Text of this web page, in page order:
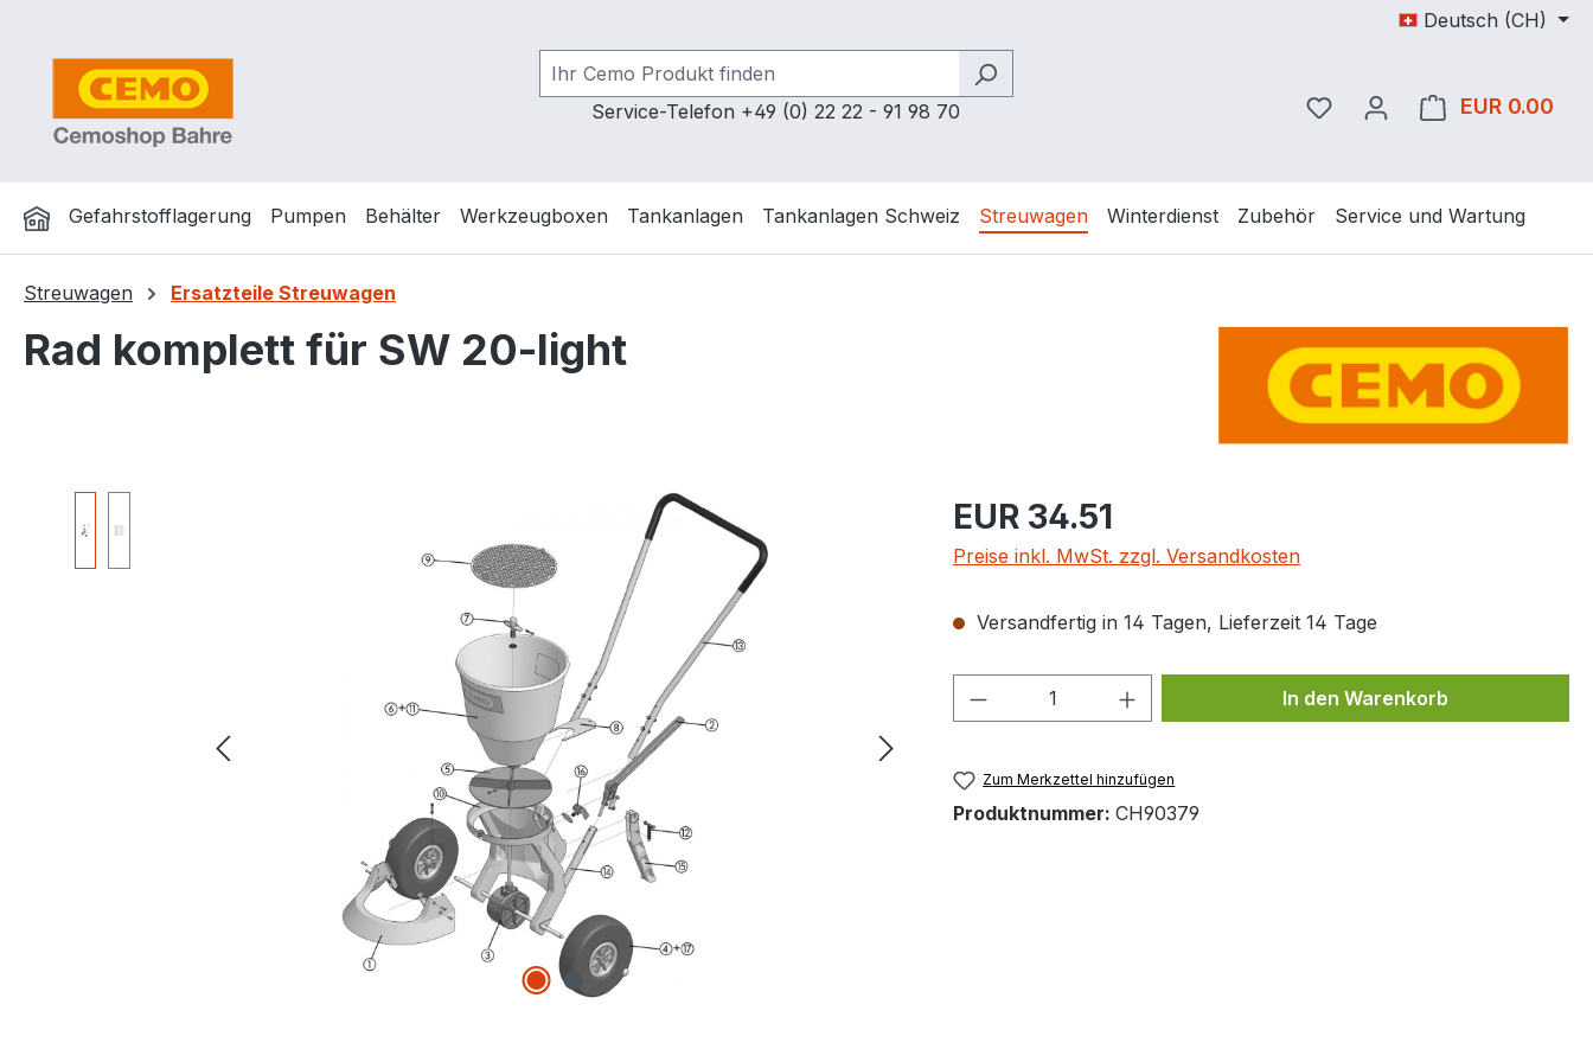
Deutsch (CH)
Service-Telefon +49 (0) 22 22 - 91 98 70 Du hast 0 Produkte auf
EUR 0.00
Gefahrstofflagerung Pumpen Behälter Werkzeugboxen Tankanlagen Tankanlagen Schweiz Streuwagen Winterdienst Zubehör Service und Wartung
Streuwagen Ersatzteile Streuwagen
Rad komplett für SW 20-light
Regulärer Preis:
EUR 34.51
Preise inkl. MwSt. zzgl. Versandkosten
Versandfertig in 14 Tagen, Lieferzeit 14 Tage
Produkt Anzahl: Gib den gewünschten Wert
In den Warenkorb
Zum Merkzettel hinzufügen
Produktnummer: CH90379